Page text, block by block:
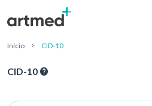
Início CID-10
CID-10